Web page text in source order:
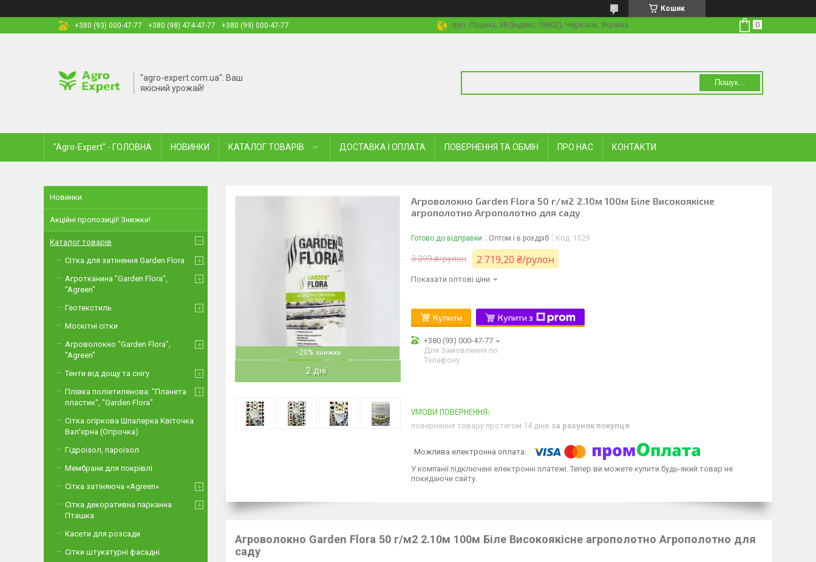
Кошик
+380 (93) 000-47-77
+380 (98) 474-47-77 +380 (99) 000-47-77 вул. Піщана, 38 (Індекс 19602), Черкаси, Україна
"agro-expert.com.ua": Ваш
якісний урожай!
Пошук...
"Agro-Expert" - ГОЛОВНА НОВИНКИ КАТАЛОГ ТОВАРІВ ДОСТАВКА І ОПЛАТА ПОВЕРНЕННЯ ТА ОБМІН ПРО НАС КОНТАКТИ
–20%
2 дні
Агроволокно Garden Flora 50 г/м2 2.10м 100м Біле Високоякісне
агрополотно Агрополотно для саду
Готово до відправки Оптом і в роздріб Код: 1529
3 399 ₴/рулон 2 719,20 ₴/рулон
Показати оптові ціни
Купити Купити з
+380 (93) 000-47-77
Для Замовлення по
Телефону
повернення товару протягом 14 днів за рахунок покупця
У компанії підключені електронні платежі. Тепер ви можете купити будь-який товар не
покидаючи сайту.
Агроволокно Garden Flora 50 г/м2 2.10м 100м Біле Високоякісне агрополотно Агрополотно для
саду
Новинки
Акційні пропозиції! Знижки!
Каталог товарів
Сітка для затінення Garden Flora
Агротканина "Garden Flora",
"Agreen"
Геотекстиль
Москітні сітки
Агроволокно "Garden Flora",
"Agreen"
Тенти від дощу та снігу
Плівка поліетиленова: "Планета
пластик", "Garden Flora"
Сітка огіркова Шпалерка Квіточка
Вал'єрна (Огірочка)
Гідроізол, пароізол
Мембрани для покрівлі
Сітка затіняюча «Agreen»
Сітка декоративна парканна
Пташка
Касети для розсади
Сітки штукатурні фасадні